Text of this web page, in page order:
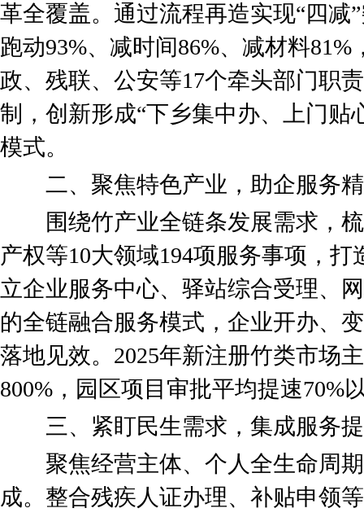
革全覆盖。通过流程再造实现“四减
跑动93%、减时间86%、减材料
政、残联、公安等17个牵头部门职
制，创新形成“下乡集中办、上门贴
模式。
二、聚焦特色产业，助企服务
围绕竹产业全链条发展需求，梳
产权等10大领域194项服务事项，
立企业服务中心、驿站综合受理、
的全链融合服务模式，企业开办、
落地见效。2025年新注册竹类市场
800%，园区项目审批平均提速70%
三、紧盯民生需求，集成服务
聚焦经营主体、个人全生命周期
成。整合残疾人证办理、补贴申领